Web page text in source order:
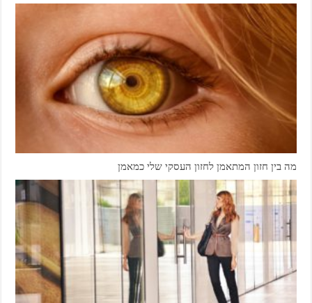
מה בין חזון המתאמן לחזון העסקי שלי כמאמן